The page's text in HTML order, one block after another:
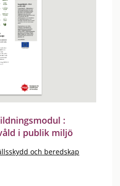
:
i publik miljö
och beredskap